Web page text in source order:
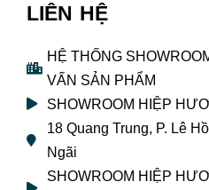
LIÊN HỆ
HỆ THỐNG
VẤN SẢN PHẨM
SHOWROOM HIỆP
18 Quang Trung, P. Lê
Ngãi
SHOWROOM HIỆP